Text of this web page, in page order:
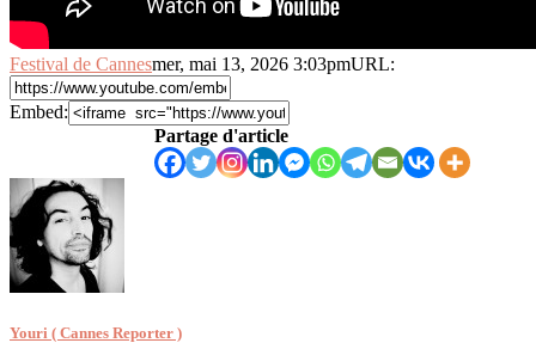
Festival de Cannesmer, mai 13, 2026 3:03pmURL:
Embed:
Partage d'article
Youri ( Cannes Reporter )